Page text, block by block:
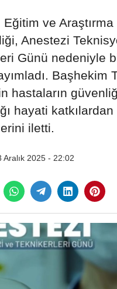
Eğitim ve
Anestezi
Günü nedeniyle
Başhekim
hastaların
hayati katkılardan
iletti.
Aralık 2025 - 22:02